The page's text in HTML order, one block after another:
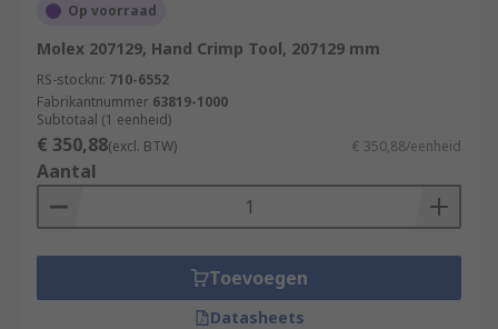
Op voorraad
Molex 207129, Hand Crimp Tool, 207129 mm
RS-stocknr. 710-6552
Fabrikantnummer 63819-1000
Subtotaal (1 eenheid)
€ 350,88(excl. BTW) € 350,88/eenheid
Aantal
Toevoegen
Datasheets